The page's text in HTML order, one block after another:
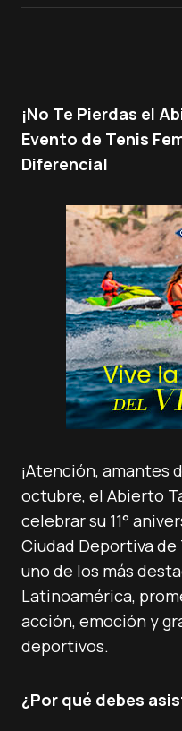
¡No Te Pierdas el
Evento de Tenis
Diferencia!
¡Atención, amantes
octubre, el Abierto
celebrar su 11°
Ciudad Deportiva
uno de los más
Latinoamérica,
acción, emoción y
deportivos.
¿Por qué debes